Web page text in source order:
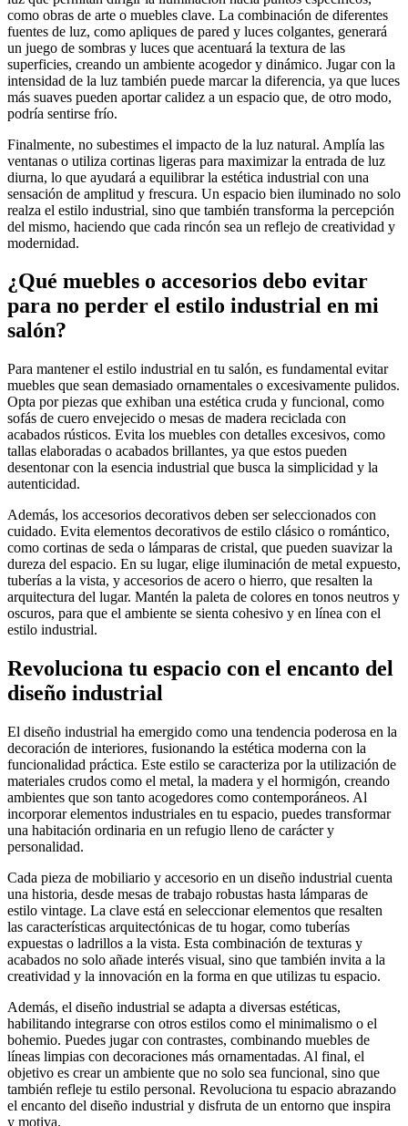
como obras de arte o muebles clave. La combinación de diferentes
fuentes de luz, como apliques de pared y luces colgantes, generará
un juego de sombras y luces que acentuará la textura de las
superficies, creando un ambiente acogedor y dinámico. Jugar con la
intensidad de la luz también puede marcar la diferencia, ya que luces
más suaves pueden aportar calidez a un espacio que, de otro modo,
podría sentirse frío.
Finalmente, no subestimes el impacto de la luz natural. Amplía las
ventanas o utiliza cortinas ligeras para maximizar la entrada de luz
diurna, lo que ayudará a equilibrar la estética industrial con una
sensación de amplitud y frescura. Un espacio bien iluminado no solo
realza el estilo industrial, sino que también transforma la percepción
del mismo, haciendo que cada rincón sea un reflejo de creatividad y
modernidad.
¿Qué muebles o accesorios debo evitar
para no perder el estilo industrial en mi
salón?
Para mantener el estilo industrial en tu salón, es fundamental evitar
muebles que sean demasiado ornamentales o excesivamente pulidos.
Opta por piezas que exhiban una estética cruda y funcional, como
sofás de cuero envejecido o mesas de madera reciclada con
acabados rústicos. Evita los muebles con detalles excesivos, como
tallas elaboradas o acabados brillantes, ya que estos pueden
desentonar con la esencia industrial que busca la simplicidad y la
autenticidad.
Además, los accesorios decorativos deben ser seleccionados con
cuidado. Evita elementos decorativos de estilo clásico o romántico,
como cortinas de seda o lámparas de cristal, que pueden suavizar la
dureza del espacio. En su lugar, elige iluminación de metal expuesto,
tuberías a la vista, y accesorios de acero o hierro, que resalten la
arquitectura del lugar. Mantén la paleta de colores en tonos neutros y
oscuros, para que el ambiente se sienta cohesivo y en línea con el
estilo industrial.
Revoluciona tu espacio con el encanto del
diseño industrial
El diseño industrial ha emergido como una tendencia poderosa en la
decoración de interiores, fusionando la estética moderna con la
funcionalidad práctica. Este estilo se caracteriza por la utilización de
materiales crudos como el metal, la madera y el hormigón, creando
ambientes que son tanto acogedores como contemporáneos. Al
incorporar elementos industriales en tu espacio, puedes transformar
una habitación ordinaria en un refugio lleno de carácter y
personalidad.
Cada pieza de mobiliario y accesorio en un diseño industrial cuenta
una historia, desde mesas de trabajo robustas hasta lámparas de
estilo vintage. La clave está en seleccionar elementos que resalten
las características arquitectónicas de tu hogar, como tuberías
expuestas o ladrillos a la vista. Esta combinación de texturas y
acabados no solo añade interés visual, sino que también invita a la
creatividad y la innovación en la forma en que utilizas tu espacio.
Además, el diseño industrial se adapta a diversas estéticas,
habilitando integrarse con otros estilos como el minimalismo o el
bohemio. Puedes jugar con contrastes, combinando muebles de
líneas limpias con decoraciones más ornamentadas. Al final, el
objetivo es crear un ambiente que no solo sea funcional, sino que
también refleje tu estilo personal. Revoluciona tu espacio abrazando
el encanto del diseño industrial y disfruta de un entorno que inspira
y motiva.